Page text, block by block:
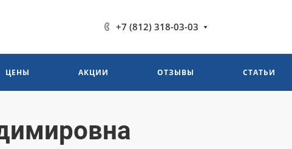
+7 (812) 318-03-03
ЦЕНЫ АКЦИИ ОТЗЫВЫ СТАТЬИ